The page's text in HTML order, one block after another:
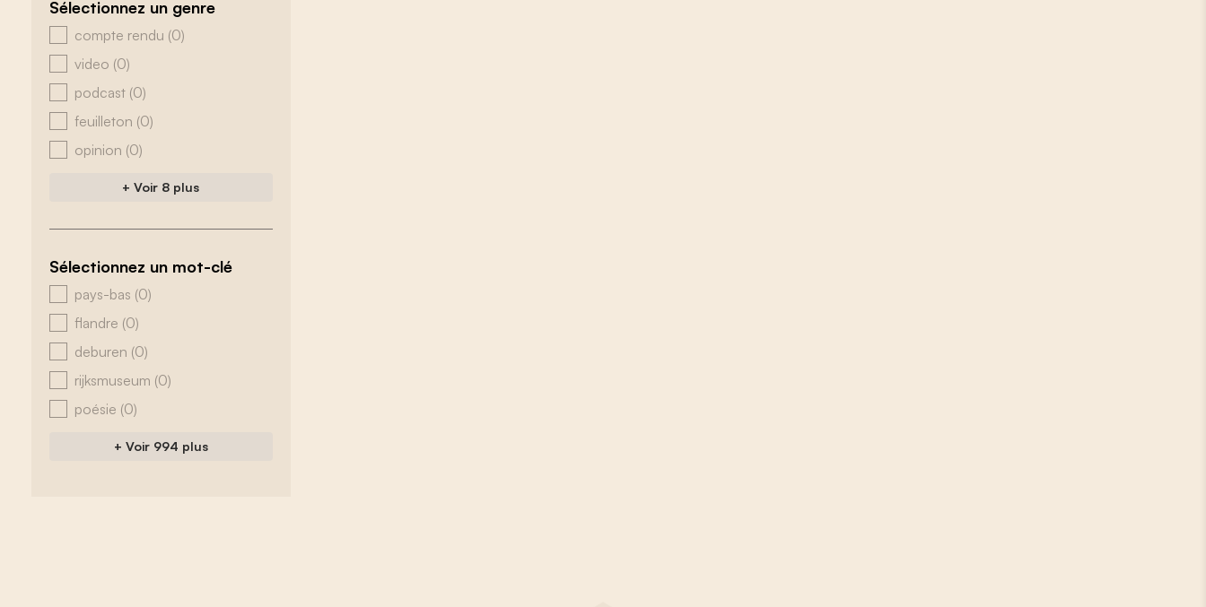
Sélectionnez un genre
zoeken - genre
compte rendu (0)
video (0)
podcast (0)
feuilleton (0)
opinion (0)
+ Voir 8 plus
Sélectionnez un mot-clé
zoeken - tags
pays-bas (0)
flandre (0)
deburen (0)
rijksmuseum (0)
poésie (0)
+ Voir 994 plus